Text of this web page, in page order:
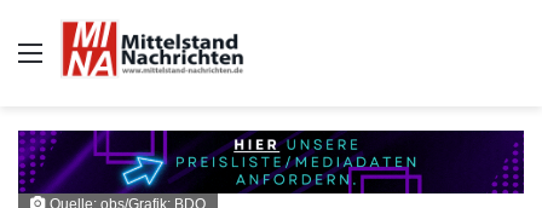
Auswahl
Quelle: obs/Grafik: BDO